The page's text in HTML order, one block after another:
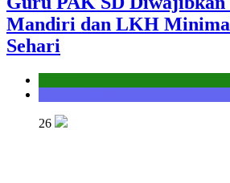
Mandiri dan LKH
Sehari
26